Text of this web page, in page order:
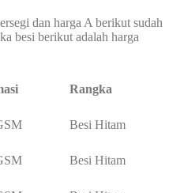
dan harga A berikut sudah
besi berikut adalah harga
Rangka
Besi Hitam
Besi Hitam